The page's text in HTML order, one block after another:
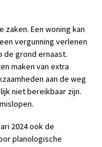
Een woning kan
vergunning verlenen
de grond ernaast.
maken van extra
aan de weg
niet bereikbaar zijn.
2024 ook de
planologische